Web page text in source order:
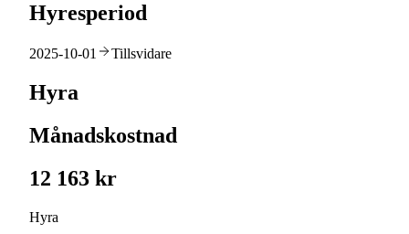
Hyresperiod
2025-10-01 Tillsvidare
Hyra
Månadskostnad
12 163 kr
Hyra